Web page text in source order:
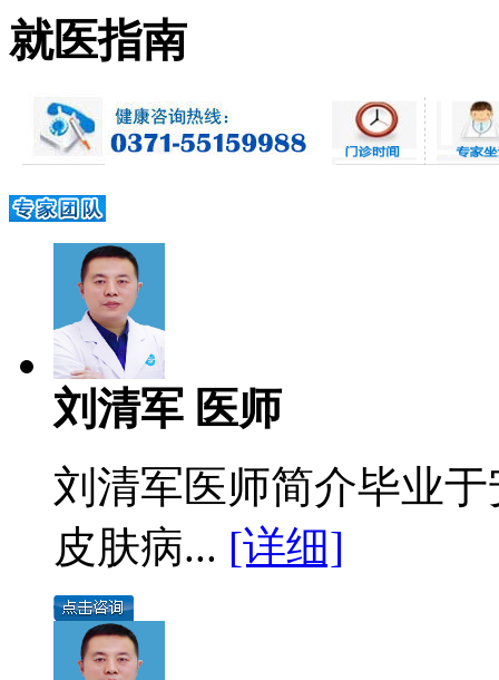
就医指南
刘清军 医师
刘清军医师简介毕业
皮肤病... [详细]